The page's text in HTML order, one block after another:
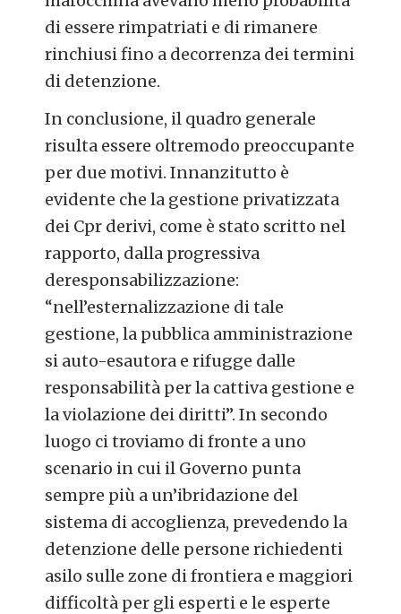
di essere rimpatriati e di rimanere
rinchiusi fino a decorrenza dei termini
di detenzione.
In conclusione, il quadro generale
risulta essere oltremodo preoccupante
per due motivi. Innanzitutto è
evidente che la gestione privatizzata
dei Cpr derivi, come è stato scritto nel
rapporto, dalla progressiva
deresponsabilizzazione:
“nell’esternalizzazione di tale
gestione, la pubblica amministrazione
si auto-esautora e rifugge dalle
responsabilità per la cattiva gestione e
la violazione dei diritti”. In secondo
luogo ci troviamo di fronte a uno
scenario in cui il Governo punta
sempre più a un’ibridazione del
sistema di accoglienza, prevedendo la
detenzione delle persone richiedenti
asilo sulle zone di frontiera e maggiori
difficoltà per gli esperti e le esperte